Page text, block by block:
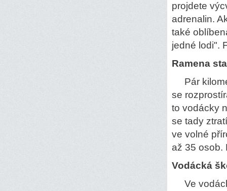
projdete
adrenalin.
také
jedné lodi".
Ramena
Pár
se
to vodácky
se tady
ve volné
až 35
Vodácká
Ve